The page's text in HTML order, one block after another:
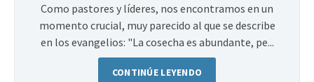
Como pastores y líderes, nos encontramos en un
momento crucial, muy parecido al que se describe
en los evangelios: "La cosecha es abundante, pe...
CONTINÚE LEYENDO